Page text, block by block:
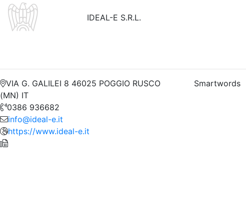
IDEAL-E S.R.L.
VIA G. GALILEI 8 46025 POGGIO RUSCO
(MN) IT
0386 936682
info@ideal-e.it
https://www.ideal-e.it
Smartwords